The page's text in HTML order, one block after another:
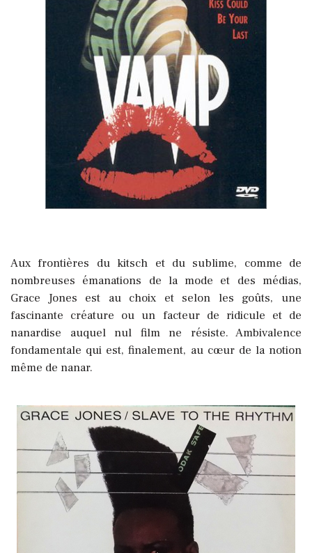
Aux frontières du kitsch et du sublime, comme de
nombreuses émanations de la mode et des médias,
Grace Jones est au choix et selon les goûts, une
fascinante créature ou un facteur de ridicule et de
nanardise auquel nul film ne résiste. Ambivalence
fondamentale qui est, finalement, au cœur de la notion
même de nanar.